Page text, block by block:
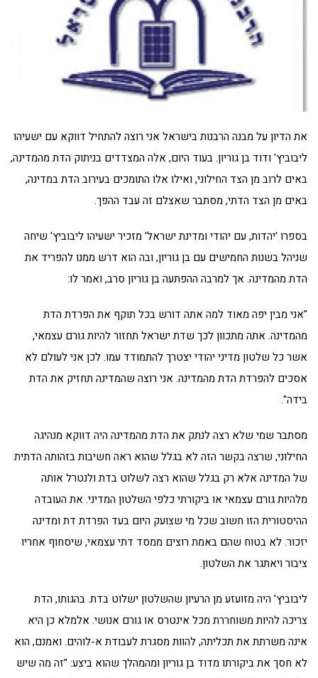
את הדיון על מבנה הרבנות בישראל אני רוצה להתחיל דווקא עם ישעיהו
ליבוביץ' ודוד בן גוריון. בעוד היום, אלה המצדדים בניתוק הדת מהמדינה,
באים לרוב מן הצד החילוני, ואילו אלו התומכים בעירוב הדת במדינה,
באים מן הצד הדתי, מסתבר שאצלם זה עבד ההפך.
בספרו 'יהדות, עם יהודי ומדינת ישראל' מזכיר ישעיהו ליבוביץ' שיחה
שניהל בשנות החמישים עם בן גוריון, ובה הוא דרש ממנו להפריד את
הדת מהמדינה. אך למרבה ההפתעה בן גוריון סרב, ואמר לו:
"אני מבין יפה מאוד למה אתה דורש בכל תוקף את הפרדת הדת
מהמדינה. אתה מתכוון לכך שדת ישראל תחזור להיות גורם עצמאי,
אשר כל שלטון מדיני יהודי יצטרך להתמודד עמו. לכן אני לעולם לא
אסכים להפרדת הדת מהמדינה. אני רוצה שהמדינה תחזיק את הדת
בידה".
מסתבר שמי שלא רצה לנתק את הדת מהמדינה היה דווקא מנהיגה
החילוני, שרצה בקשר הזה לא בגלל שהוא ראה חשיבות בזהותה הדתית
של המדינה אלא רק בגלל שהוא רצה לשלוט בדת ולנטרל אותה
מלהיות גורם עצמאי או ביקורתי כלפי השלטון המדיני. את העובדה
ההיסטורית הזו חשוב שכל מי שצועק היום בעד הפרדת דת ומדינה
יזכור. לא בטוח שהם באמת רוצים ממסד דתי עצמאי, שיסחוף אחריו
ציבור ויאתגר את השלטון.
ליבוביץ' היה מזועזע מן הרעיון שהשלטון ישלוט בדת. בהגותו, הדת
צריכה להיות משוחררת מכל אינטרס או גורם אנושי. אלמלא כן היא
אינה משרתת את תכליתה, להוות מסגרת לעבודת א-לוהים. ואמנם, הוא
לא חסך את ביקורתו מדוד בן גוריון ומהמהלך שהוא ביצע: "זה מה שיש